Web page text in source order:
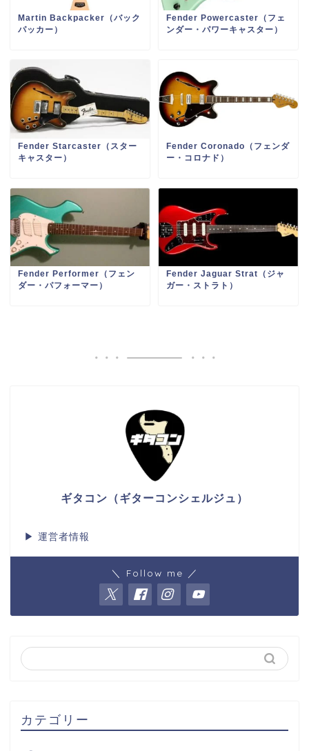
Martin Backpacker（バック
パッカー）
Fender Powercaster（フェ
ンダー・パワーキャスター）
Fender Starcaster（スター
キャスター）
Fender Coronado（フェンダ
ー・コロナド）
Fender Performer（フェン
ダー・パフォーマー）
Fender Jaguar Strat（ジャ
ガー・ストラト）
ギタコン（ギターコンシェルジュ）
▶ 運営者情報
＼ Follow me ／
カテゴリー